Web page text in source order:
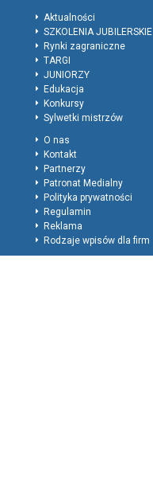
Aktualności
SZKOLENIA JUBILERSKIE
Rynki zagraniczne
TARGI
JUNIORZY
Edukacja
Konkursy
Sylwetki mistrzów
O nas
Kontakt
Partnerzy
Patronat Medialny
Polityka prywatności
Regulamin
Reklama
Rodzaje wpisów dla firm